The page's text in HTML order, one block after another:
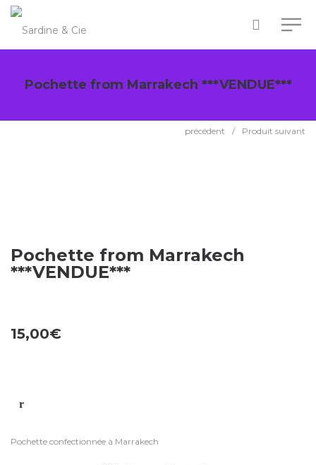
Pochette from Marrakech ***VENDUE***
précédent / Produit suivant
Pochette from Marrakech
***VENDUE***
15,00€
Pochette confectionnée à Marrakech